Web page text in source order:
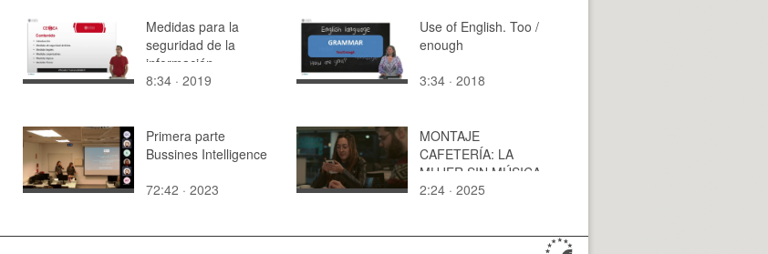
Medidas para la
seguridad de la
información
8:34 · 2019
Use of English. Too /
enough
3:34 · 2018
Primera parte
Bussines Intelligence
72:42 · 2023
MONTAJE
CAFETERÍA: LA
MUJER SIN MÚSICA
2:24 · 2025